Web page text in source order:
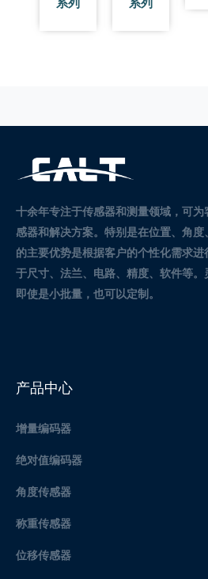
系列
系列
十余年专注于传感器和测量领域，可
感器和解决方案。 特别是在位置、角度
的主要优势是根据客户的个性化需求
于尺寸、法兰、电路、精度、软件等。
即使是小批量，也可以定制。
产品中心
增量编码器
绝对值编码器
角度传感器
称重传感器
位移传感器